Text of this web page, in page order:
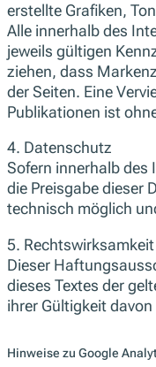
erstellte Grafiken,
Alle innerhalb des
jeweils gültigen
ziehen, dass
der Seiten. Eine
Publikationen ist
4. Datenschutz
Sofern innerhalb des
die Preisgabe dieser
technisch möglich
5.
Dieser
dieses Textes der
ihrer Gültigkeit
Hinweise zu Google